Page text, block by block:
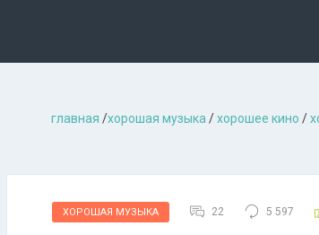
главная /хорошая музыкa /хорошее кино /
ХОРОШАЯ МУЗЫКА 22 5 597